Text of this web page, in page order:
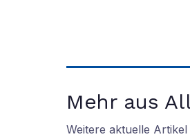
Mehr aus
Weitere aktuelle